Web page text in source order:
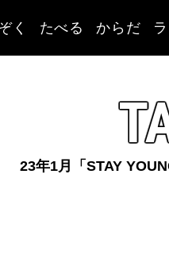
く たべる からだ
23年1月「STAY